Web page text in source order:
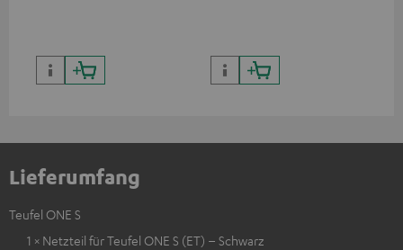
Lieferumfang
Teufel ONE S
1 × Netzteil für Teufel ONE S (ET) – Schwarz